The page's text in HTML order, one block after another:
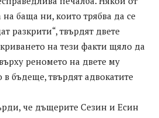
баща ни, които трябва да се
разкрити“, твърдят двете
на тези факти щяло да
реномето на двете му
бъдеще, твърдят адвокатите
че дъщерите Сезин и Есин